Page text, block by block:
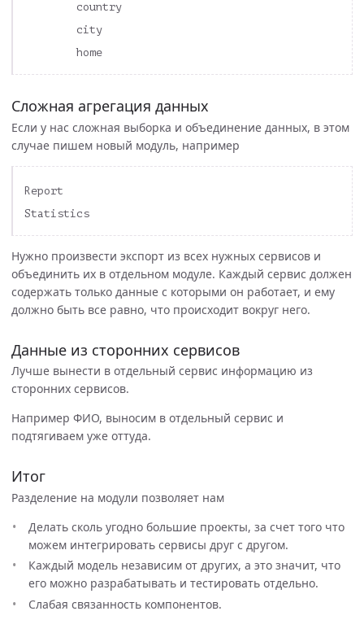
        country
        city
Сложная агрегация данных
Если у нас сложная выборка и объединение данных, в этом
случае пишем новый модуль, например
Report
Нужно произвести экспорт из всех нужных сервисов и
объединить их в отдельном модуле. Каждый сервис должен
содержать только данные с которыми он работает, и ему
должно быть все равно, что происходит вокруг него.
Данные из сторонних сервисов
Лучше вынести в отдельный сервис информацию из
сторонних сервисов.
Например ФИО, выносим в отдельный сервис и
подтягиваем уже оттуда.
Итог
Разделение на модули позволяет нам
Делать сколь угодно большие проекты, за счет того что
можем интегрировать сервисы друг с другом.
Каждый модель независим от других, а это значит, что
его можно разрабатывать и тестировать отдельно.
Слабая связанность компонентов.